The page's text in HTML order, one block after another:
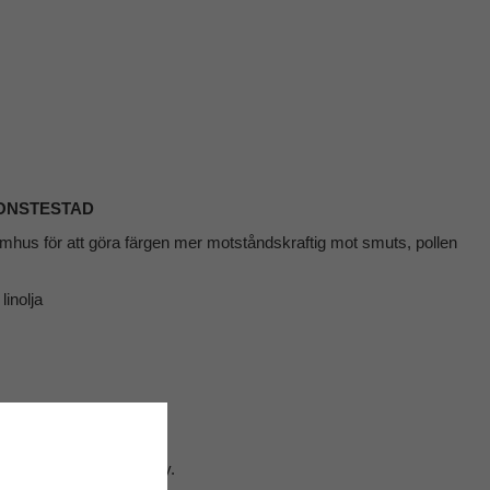
för att göra färgen mer motståndskraftig mot smuts, pollen
skikt. Ca 100 my.